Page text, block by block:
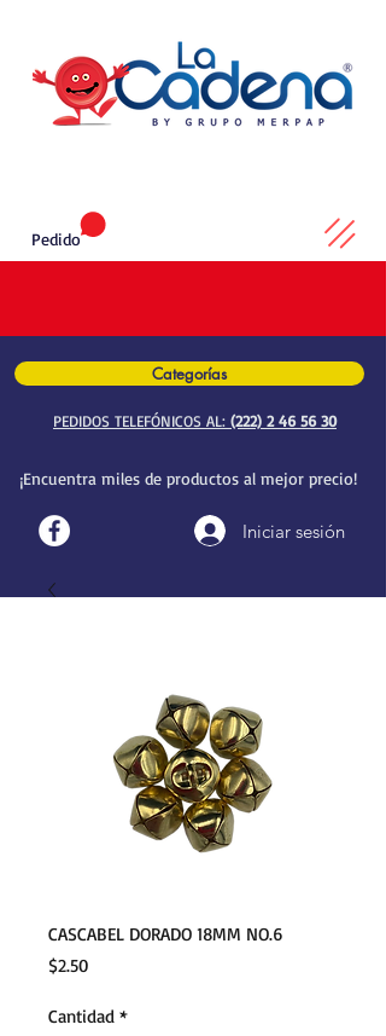
Categorías
PEDIDOS TELEFÓNICOS AL: (222) 2 46 56 30
¡Encuentra miles de productos al mejor precio!
Iniciar sesión
Pedido
CASCABEL DORADO 18MM NO.6
$2.50Precio
Cantidad *